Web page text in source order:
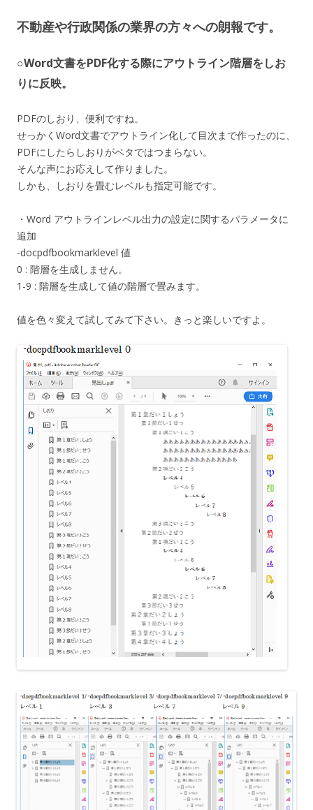
不動産や行政関係の業界の方々への朗報です。
○Word文書をPDF化する際にアウトライン階層をしお
りに反映。
PDFのしおり、便利ですね。
せっかくWord文書でアウトライン化して目次まで作ったのに、
PDFにしたらしおりがベタではつまらない。
そんな声にお応えして作りました。
しかも、しおりを畳むレベルも指定可能です。
・Word アウトラインレベル出力の設定に関するパラメータに
追加
-docpdfbookmarklevel 値
0 : 階層を生成しません。
1-9 : 階層を生成して値の階層で畳みます。
値を色々変えて試してみて下さい。きっと楽しいですよ。